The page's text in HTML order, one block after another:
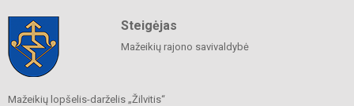
Steigėjas
Mažeikių rajono savivaldybė
Mažeikių lopšelis-darželis „Žilvitis“